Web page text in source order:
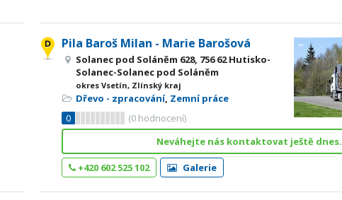
Pila Baroš Milan - Marie Barošová
Solanec pod Soláněm 628, 756 62 Hutisko-
Solanec-Solanec pod Soláněm
okres Vsetín, Zlínský kraj
Dřevo - zpracování, Zemní práce
0
(0 hodnocení)
Neváhejte nás kontaktovat ještě dnes.
+420 602 525 102 Galerie